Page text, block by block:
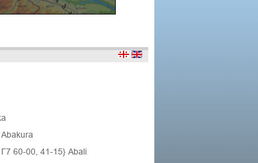
60-00, 41-15} Abali